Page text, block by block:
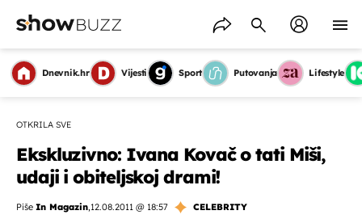
Dnevnik.hr Vijesti Sport Putovanja Lifestyle
OTKRILA SVE
Ekskluzivno: Ivana Kovač o tati Miši,
udaji i obiteljskoj drami!
Piše In Magazin,12.08.2011 @ 18:57
CELEBRITY